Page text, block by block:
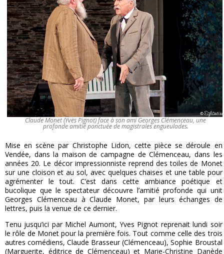
Claude Monet (Yves Pignot) face à son ami Georges Clémenceau, une
profonde amitié ponctuée de magistrales engueulades.
Mise en scène par Christophe Lidon, cette pièce se déroule en
Vendée, dans la maison de campagne de Clémenceau, dans les
années 20. Le décor impressionniste reprend des toiles de Monet
sur une cloison et au sol, avec quelques chaises et une table pour
agrémenter le tout. C’est dans cette ambiance poétique et
bucolique que le spectateur découvre l’amitié profonde qui unit
Georges Clémenceau à Claude Monet, par leurs échanges de
lettres, puis la venue de ce dernier.
Tenu jusqu’ici par Michel Aumont, Yves Pignot reprenait lundi soir
le rôle de Monet pour la première fois. Tout comme celle des trois
autres comédiens, Claude Brasseur (Clémenceau), Sophie Broustal
(Marguerite, éditrice de Clémenceau) et Marie-Christine Danède